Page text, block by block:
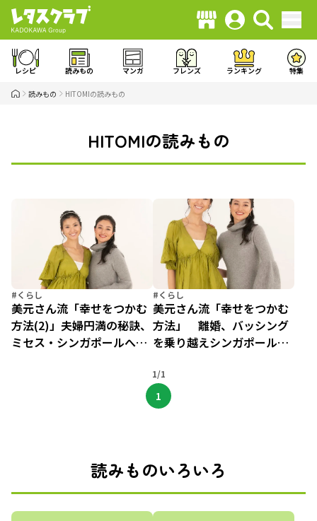
レシピ 読みもの マンガ フレンズ ランキング 特集
読みもの HITOMIの読みもの
HITOMIの読みもの
#くらし
美元さん流「幸せをつかむ
方法(2)」夫婦円満の秘訣、
ミセス・シンガポールへの
#くらし
美元さん流「幸せをつかむ
方法」 離婚、バッシング
を乗り越えシンガポールで
との結婚【ラヴィー・ヒト
ミ対談】
1/1
1
読みものいろいろ